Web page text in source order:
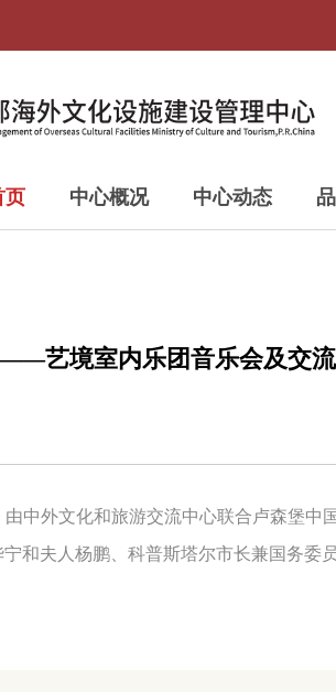
中心动态
中心概况
页
艺境室内乐团音乐会及交
外文化和旅游交流中心联合卢森堡
和夫人杨鹏、科普斯塔尔市长兼国务委